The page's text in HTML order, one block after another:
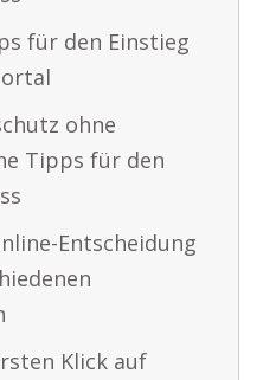
für den Einstieg
ohne
Tipps für den
Entscheidung
Klick auf